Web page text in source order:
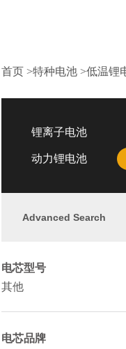
首页 >特种电池 >低温锂
锂离子电池
动力锂电池
Advanced Search
电芯型号
其他
电芯品牌